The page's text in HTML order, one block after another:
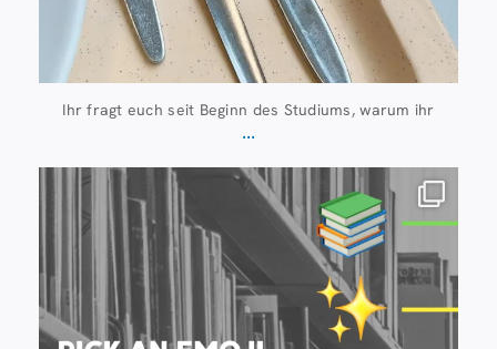
Ihr fragt euch seit Beginn des Studiums, warum ihr
...
Juli 20
0